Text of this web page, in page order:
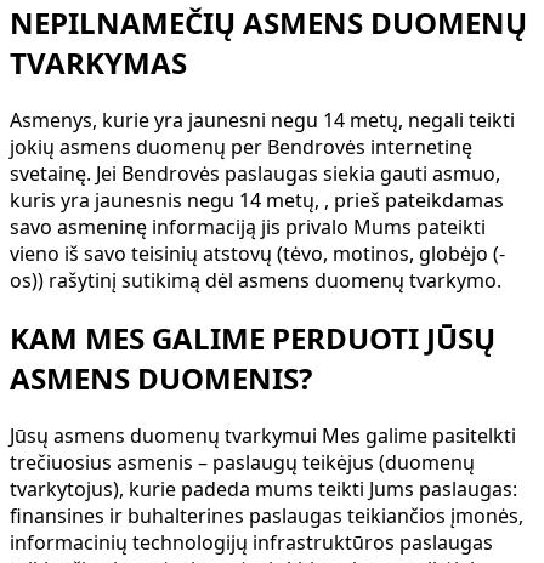
NEPILNAMEČIŲ ASMENS DUOMENŲ
TVARKYMAS
Asmenys, kurie yra jaunesni negu 14 metų, negali teikti
jokių asmens duomenų per Bendrovės internetinę
svetainę. Jei Bendrovės paslaugas siekia gauti asmuo,
kuris yra jaunesnis negu 14 metų, , prieš pateikdamas
savo asmeninę informaciją jis privalo Mums pateikti
vieno iš savo teisinių atstovų (tėvo, motinos, globėjo (-
os)) rašytinį sutikimą dėl asmens duomenų tvarkymo.
KAM MES GALIME PERDUOTI JŪSŲ
ASMENS DUOMENIS?
Jūsų asmens duomenų tvarkymui Mes galime pasitelkti
trečiuosius asmenis – paslaugų teikėjus (duomenų
tvarkytojus), kurie padeda mums teikti Jums paslaugas:
finansines ir buhalterines paslaugas teikiančios įmonės,
informacinių technologijų infrastruktūros paslaugas